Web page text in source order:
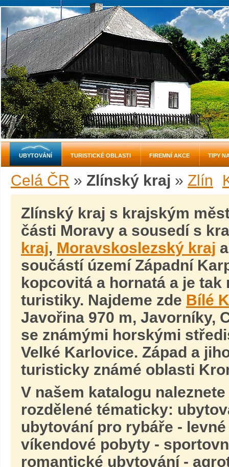
Celá ČR » Zlínský kraj » Zlín
Zlínský kraj s krajským
části Moravy a sousedí s
kraj, Moravskoslezský kraj
součástí území Západní
kopcovitá a hornatá a je
turistiky. Najdeme zde Bílé
Javořina 970 m, Javorníky,
se známými horskými
Velké Karlovice. Západ a
turisticky známé oblasti
V našem katalogu
rozdělené tématicky:
ubytování pro rybáře -
víkendové pobyty -
romantické ubytování -
UBYTOVÁNÍ TURISTICKÉ OBLASTI FIREMNÍ AKCE TIPY